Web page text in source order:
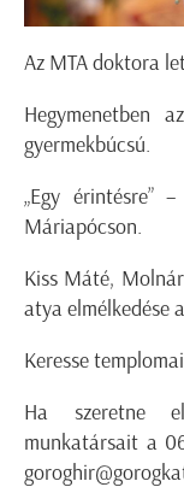
Az MTA doktora
Hegymenetben
gyermekbúcsú.
„Egy érintésre”
Máriapócson.
Kiss Máté,
atya elmélkedése
Keresse
Ha szeretne
munkatársait a